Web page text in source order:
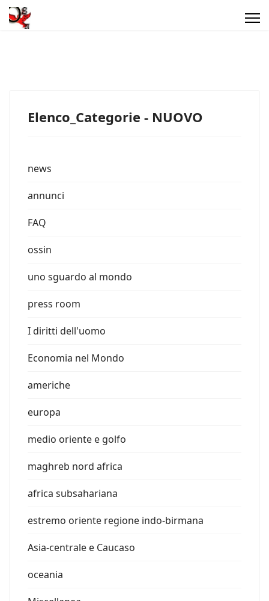
Elenco_Categorie - NUOVO
news
annunci
FAQ
ossin
uno sguardo al mondo
press room
I diritti dell'uomo
Economia nel Mondo
americhe
europa
medio oriente e golfo
maghreb nord africa
africa subsahariana
estremo oriente regione indo-birmana
Asia-centrale e Caucaso
oceania